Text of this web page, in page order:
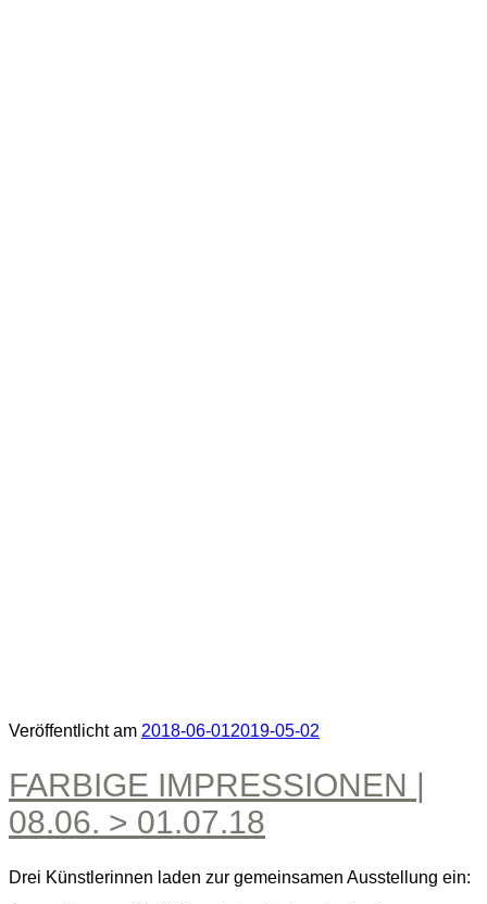
Veröffentlicht am 2018-06-012019-05-02
FARBIGE IMPRESSIONEN |
08.06. > 01.07.18
Drei Künstlerinnen laden zur gemeinsamen Ausstellung ein: